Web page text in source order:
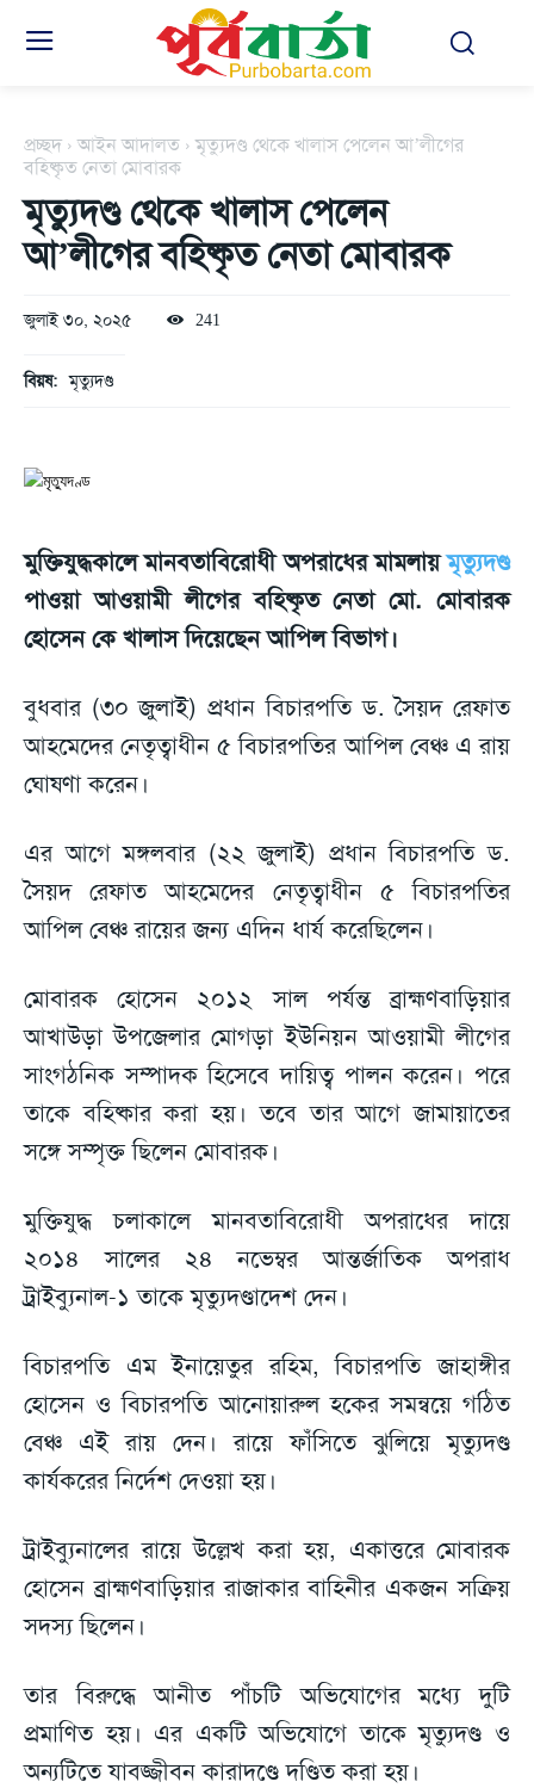
প্রচ্ছদ আইন আদালত
মৃত্যুদণ্ড থেকে খালাস পেলেন আ’লীগের
বহিষ্কৃত নেতা মোবারক
মৃত্যুদণ্ড থেকে খালাস পেলেন
আ’লীগের বহিষ্কৃত নেতা মোবারক
জুলাই ৩০, ২০২৫ 241
বিয়ষ: মৃত্যুদণ্ড
মুক্তিযুদ্ধকালে মানবতাবিরোধী অপরাধের মামলায়মৃত্যুদণ্ড
পাওয়া আওয়ামী লীগের বহিষ্কৃত নেতা মো. মোবারক
হোসেন কে খালাস দিয়েছেন আপিল বিভাগ।
বুধবার (৩০ জুলাই) প্রধান বিচারপতি ড. সৈয়দ রেফাত
আহমেদের নেতৃত্বাধীন ৫ বিচারপতির আপিল বেঞ্চ এ রায়
ঘোষণা করেন।
এর আগে মঙ্গলবার (২২ জুলাই) প্রধান বিচারপতি ড.
সৈয়দ রেফাত আহমেদের নেতৃত্বাধীন ৫ বিচারপতির
আপিল বেঞ্চ রায়ের জন্য এদিন ধার্য করেছিলেন।
মোবারক হোসেন ২০১২ সাল পর্যন্ত ব্রাহ্মণবাড়িয়ার
আখাউড়া উপজেলার মোগড়া ইউনিয়ন আওয়ামী লীগের
সাংগঠনিক সম্পাদক হিসেবে দায়িত্ব পালন করেন। পরে
তাকে বহিষ্কার করা হয়। তবে তার আগে জামায়াতের
সঙ্গে সম্পৃক্ত ছিলেন মোবারক।
মুক্তিযুদ্ধ চলাকালে মানবতাবিরোধী অপরাধের দায়ে
২০১৪ সালের ২৪ নভেম্বর আন্তর্জাতিক অপরাধ
ট্রাইব্যুনাল-১ তাকে মৃত্যুদণ্ডাদেশ দেন।
বিচারপতি এম ইনায়েতুর রহিম, বিচারপতি জাহাঙ্গীর
হোসেন ও বিচারপতি আনোয়ারুল হকের সমন্বয়ে গঠিত
বেঞ্চ এই রায় দেন। রায়ে ফাঁসিতে ঝুলিয়ে মৃত্যুদণ্ড
কার্যকরের নির্দেশ দেওয়া হয়।
ট্রাইব্যুনালের রায়ে উল্লেখ করা হয়, একাত্তরে মোবারক
হোসেন ব্রাহ্মণবাড়িয়ার রাজাকার বাহিনীর একজন সক্রিয়
সদস্য ছিলেন।
তার বিরুদ্ধে আনীত পাঁচটি অভিযোগের মধ্যে দুটি
প্রমাণিত হয়। এর একটি অভিযোগে তাকে মৃত্যুদণ্ড ও
অন্যটিতে যাবজ্জীবন কারাদণ্ডে দণ্ডিত করা হয়।